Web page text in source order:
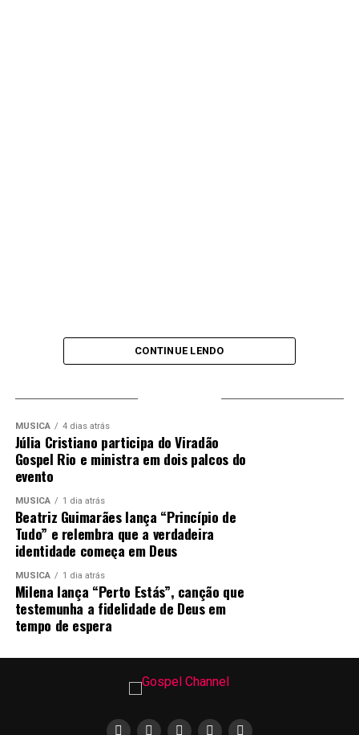
CONTINUE LENDO
MÚSICA 4 dias atrás
Júlia Cristiano participa do Viradão
Gospel Rio e ministra em dois palcos do
evento
MÚSICA 1 dia atrás
Beatriz Guimarães lança “Princípio de
Tudo” e relembra que a verdadeira
identidade começa em Deus
MÚSICA 1 dia atrás
Milena lança “Perto Estás”, canção que
testemunha a fidelidade de Deus em
tempo de espera